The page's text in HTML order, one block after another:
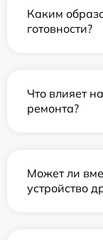
Каким
готовности?
Что влияет
ремонта?
Может ли
устройство